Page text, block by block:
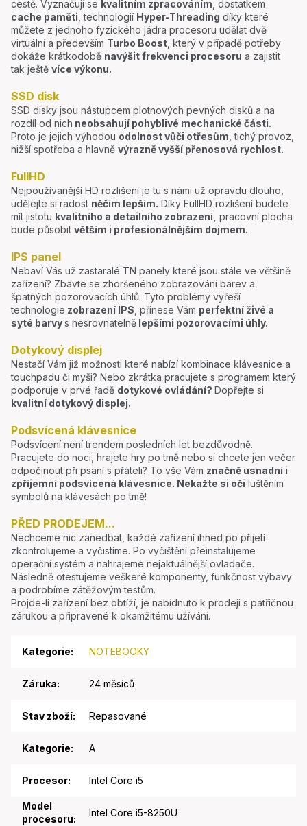
cestě. Vyznačují se kvalitním zpracováním, dostatkem
cache paměti, technologií Hyper-Threading díky které
můžete z jednoho fyzického jádra procesoru udělat dvě
virtuální a především Turbo Boost, který v případě potřeby
dokáže krátkodobě navýšit frekvenci procesoru a zajistit
tak ještě více výkonu.
SSD disk
SSD disky jsou nástupcem plotnových pevných disků a na
rozdíl od nich neobsahují pohyblivé mechanické části.
Proto je jejich výhodou odolnost vůči otřesům, tichý provoz,
nižší spotřeba a hlavně výrazně vyšší přenosová rychlost.
FullHD
Nejpoužívanější HD rozlišení je tu s námi už opravdu dlouho,
udělejte si radost něčím lepším. Díky FullHD rozlišení budete
mít jistotu kvalitního a detailního zobrazení, pracovní plocha
bude působit větším i profesionálnějším dojmem.
IPS panel
Nebaví Vás už zastaralé TN panely které jsou stále ve většině
zařízení? Zbavte se zhoršeného zobrazování barev a
špatných pozorovacích úhlů. Tyto problémy vyřeší
technologie zobrazení IPS, přinese Vám perfektní živé a
syté barvys nesrovnatelně lepšími pozorovacími úhly.
Dotykový displej
Nestačí Vám již možnosti které nabízí kombinace klávesnice a
touchpadu či myši? Nebo zkrátka pracujete s programem který
podporuje v prvé řadě dotykové ovládání? Dopřejte si
kvalitní dotykový displej.
Podsvícená klávesnice
Podsvícení není trendem posledních let bezdůvodně.
Pracujete do noci, hrajete hry po tmě nebo si chcete jen večer
odpočinout při psaní s přáteli? To vše Vám značně usnadní i
zpříjemní podsvícená klávesnice. Nekažte si oči luštěním
symbolů na klávesách po tmě!
PŘED PRODEJEM...
Nechceme nic zanedbat, každé zařízení ihned po přijetí
zkontrolujeme a vyčistíme. Po vyčištění přeinstalujeme
operační systém a nahrajeme nejaktuálnější ovladače.
Následně otestujeme veškeré komponenty, funkčnost výbavy
a podrobíme zátěžovým testům.
Projde-li zařízení bez obtíží, je nabídnuto k prodeji s patřičnou
zárukou a připravené k okamžitému užívání.
Kategorie: NOTEBOOKY
Záruka: 24 měsíců
Stav zboží: Repasované
Kategorie: A
Procesor: Intel Core i5
Model
procesoru:
Intel Core i5-8250U